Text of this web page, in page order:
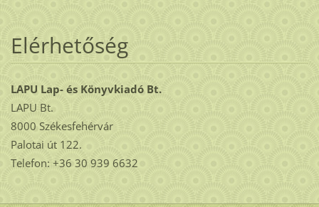
Elérhetőség
LAPU Lap- és Könyvkiadó Bt.
LAPU Bt.
8000 Székesfehérvár
Palotai út 122.
Telefon: +36 30 939 6632